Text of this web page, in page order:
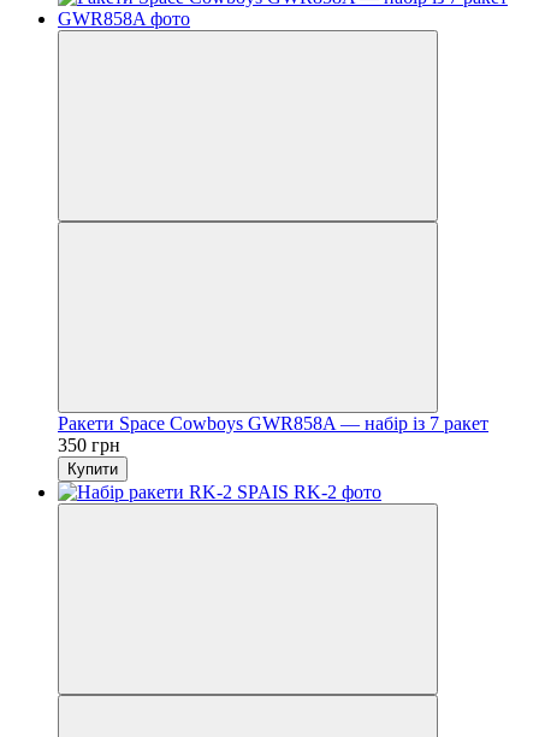
Ракети Space Cowboys GWR858A — набір із 7 ракет
350 грн
Купити